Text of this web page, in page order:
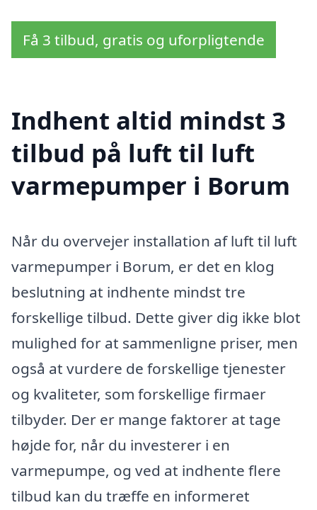
Få 3 tilbud, gratis og uforpligtende
Indhent altid mindst 3
tilbud på luft til luft
varmepumper i Borum
Når du overvejer installation af luft til luft
varmepumper i Borum, er det en klog
beslutning at indhente mindst tre
forskellige tilbud. Dette giver dig ikke blot
mulighed for at sammenligne priser, men
også at vurdere de forskellige tjenester
og kvaliteter, som forskellige firmaer
tilbyder. Der er mange faktorer at tage
højde for, når du investerer i en
varmepumpe, og ved at indhente flere
tilbud kan du træffe en informeret